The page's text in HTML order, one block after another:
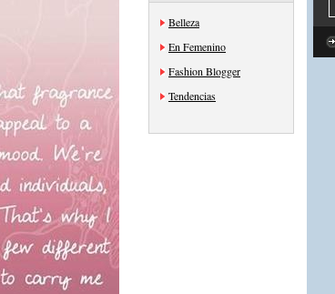
Belleza
En Femenino
Fashion Blogger
Tendencias